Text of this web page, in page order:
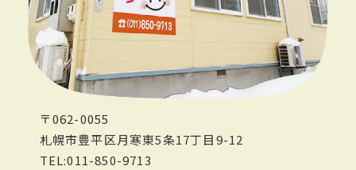
〒062-0055
札幌市豊平区月寒東5条17丁目9-12
TEL:011-850-9713